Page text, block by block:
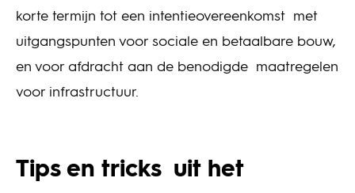
korte termijn tot een intentieovereenkomst met
uitgangspunten voor sociale en betaalbare bouw,
en voor afdracht aan de benodigde maatregelen
voor infrastructuur.
Tips en tricks uit het